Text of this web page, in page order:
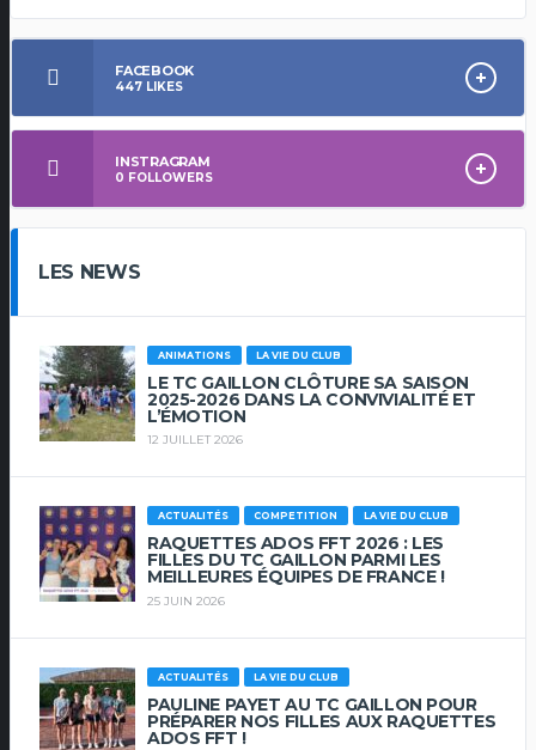
FACEBOOK
447 LIKES
INSTRAGRAM
0 FOLLOWERS
LES NEWS
ANIMATIONS LA VIE DU CLUB
LE TC GAILLON CLÔTURE SA SAISON
2025-2026 DANS LA CONVIVIALITÉ ET
L’ÉMOTION
12 JUILLET 2026
ACTUALITÉS COMPETITION LA VIE DU CLUB
RAQUETTES ADOS FFT 2026 : LES
FILLES DU TC GAILLON PARMI LES
MEILLEURES ÉQUIPES DE FRANCE !
25 JUIN 2026
ACTUALITÉS LA VIE DU CLUB
PAULINE PAYET AU TC GAILLON POUR
PRÉPARER NOS FILLES AUX RAQUETTES
ADOS FFT !